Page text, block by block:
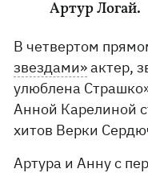
Артур Логай.
В четвертом
звездами»актер,
улюблена
Анной Карелиной
хитов Верки
Артура и Анну с